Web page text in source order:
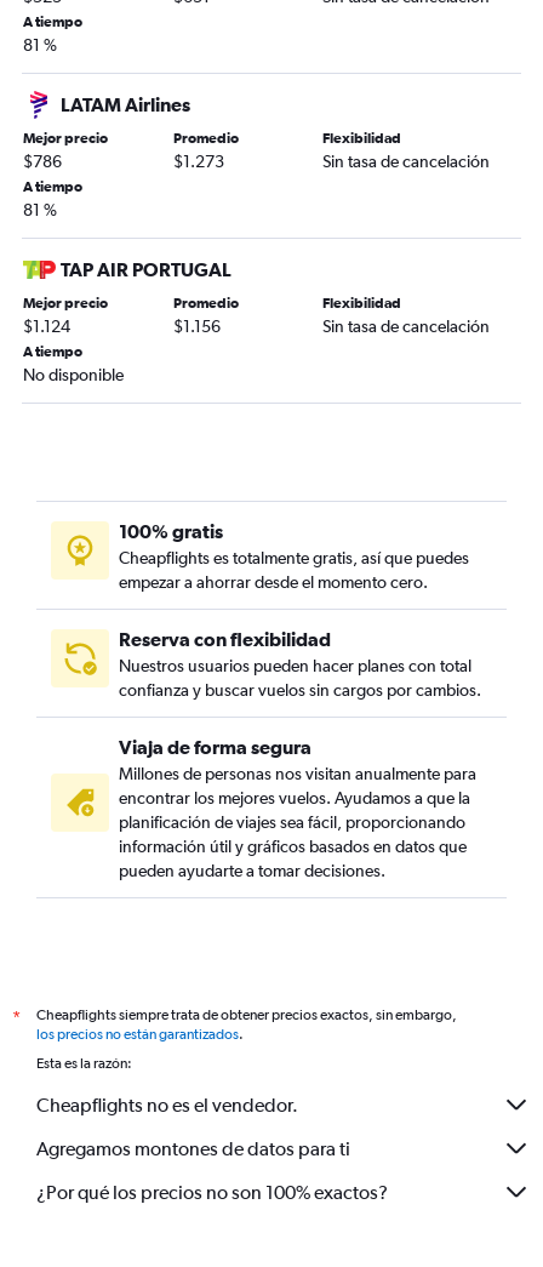
A tiempo
81 %
LATAM Airlines
Mejor precio
$786
Promedio
$1.273
Flexibilidad
Sin tasa de cancelación
A tiempo
81 %
TAP AIR PORTUGAL
Mejor precio
$1.124
Promedio
$1.156
Flexibilidad
Sin tasa de cancelación
A tiempo
No disponible
100% gratis
Cheapflights es totalmente gratis, así que puedes
empezar a ahorrar desde el momento cero.
Reserva con flexibilidad
Nuestros usuarios pueden hacer planes con total
confianza y buscar vuelos sin cargos por cambios.
Viaja de forma segura
Millones de personas nos visitan anualmente para
encontrar los mejores vuelos. Ayudamos a que la
planificación de viajes sea fácil, proporcionando
información útil y gráficos basados en datos que
pueden ayudarte a tomar decisiones.
*
Cheapflights siempre trata de obtener precios exactos, sin embargo,
los precios no están garantizados.
Esta es la razón:
Cheapflights no es el vendedor.
Agregamos montones de datos para ti
¿Por qué los precios no son 100% exactos?